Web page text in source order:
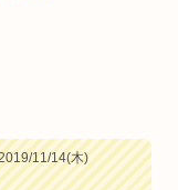
11/14(木)